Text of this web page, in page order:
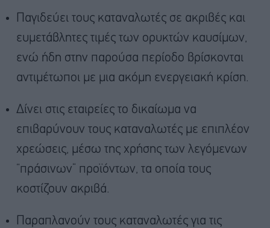
Παγιδεύει τους καταναλωτές σε ακριβές και
ευμετάβλητες τιμές των ορυκτών καυσίμων,
ενώ ήδη στην παρούσα περίοδο βρίσκονται
αντιμέτωποι με μια ακόμη ενεργειακή κρίση.
Δίνει στις εταιρείες το δικαίωμα να
επιβαρύνουν τους καταναλωτές με επιπλέον
χρεώσεις, μέσω της χρήσης των λεγόμενων
“πράσινων” προϊόντων, τα οποία τους
κοστίζουν ακριβά.
Παραπλανούν τους καταναλωτές για τις